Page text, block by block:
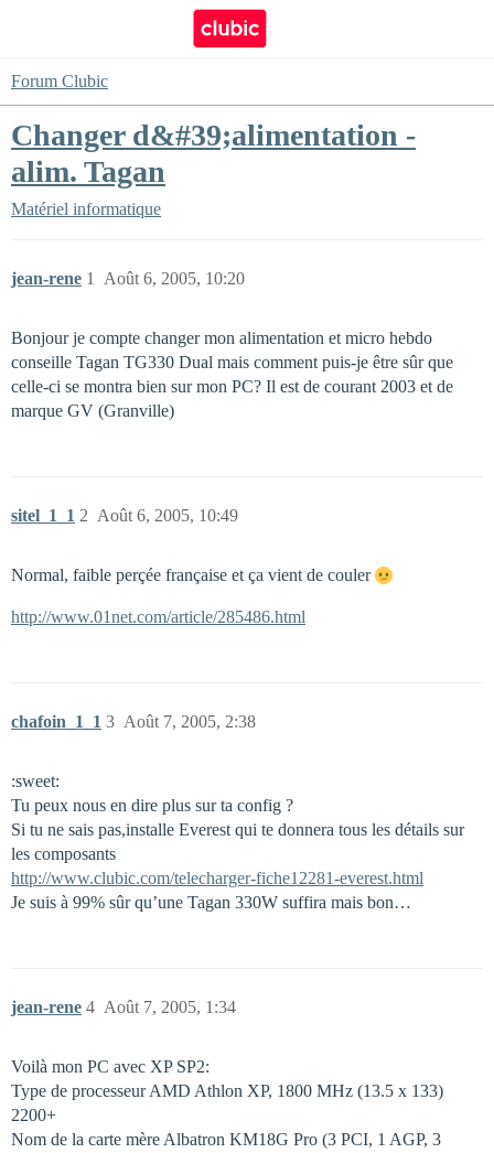
Forum Clubic
Changer d&#39;alimentation -
alim. Tagan
Matériel informatique
jean-rene Août 6, 2005, 10:20
1
Bonjour je compte changer mon alimentation et micro hebdo
conseille Tagan TG330 Dual mais comment puis-je être sûr que
celle-ci se montra bien sur mon PC? Il est de courant 2003 et de
marque GV (Granville)
sitel_1_1 Août 6, 2005, 10:49
2
Normal, faible perçée française et ça vient de couler
http://www.01net.com/article/285486.html
chafoin_1_1 Août 7, 2005, 2:38
3
:sweet:
Tu peux nous en dire plus sur ta config ?
Si tu ne sais pas,installe Everest qui te donnera tous les détails sur
les composants
http://www.clubic.com/telecharger-fiche12281-everest.html
Je suis à 99% sûr qu’une Tagan 330W suffira mais bon…
jean-rene Août 7, 2005, 1:34
4
Voilà mon PC avec XP SP2:
Type de processeur AMD Athlon XP, 1800 MHz (13.5 x 133)
2200+
Nom de la carte mère Albatron KM18G Pro (3 PCI, 1 AGP, 3